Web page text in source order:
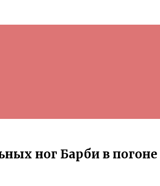
ног Барби в погоне